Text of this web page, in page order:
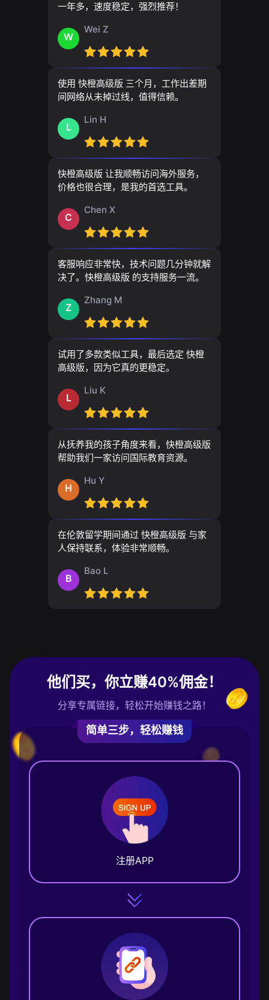
一年多，速度稳定，强烈推荐！
W
Wei Z
使用 快橙高级版 三个月，工作出差期
间网络从未掉过线，值得信赖。
L
Lin H
快橙高级版 让我顺畅访问海外服务，
价格也很合理，是我的首选工具。
C
Chen X
客服响应非常快，技术问题几分钟就解
决了。快橙高级版 的支持服务一流。
Z
Zhang M
试用了多款类似工具，最后选定 快橙
高级版，因为它真的更稳定。
L
Liu K
从抚养我的孩子角度来看，快橙高级版
帮助我们一家访问国际教育资源。
H
Hu Y
在伦敦留学期间通过 快橙高级版 与家
人保持联系，体验非常顺畅。
B
Bao L
他们买，你立赚40%佣金！
分享专属链接，轻松开始赚钱之路！
简单三步，轻松赚钱
注册APP